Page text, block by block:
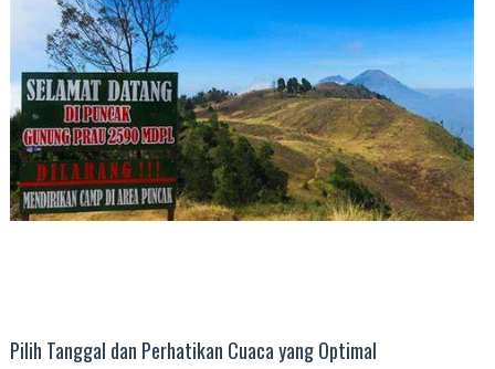
Pilih Tanggal dan Perhatikan Cuaca yang Optimal